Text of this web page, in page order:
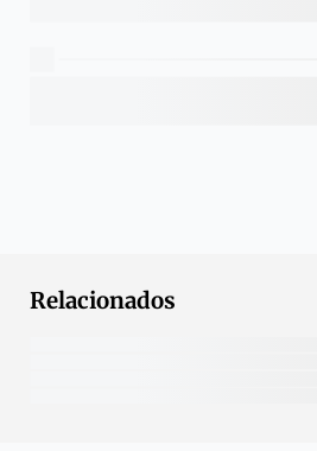
Relacionados